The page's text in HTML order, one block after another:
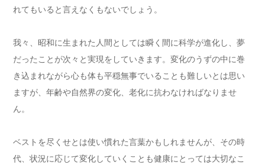
れてもいると言えなくもないでしょう。
我々、昭和に生まれた人間としては瞬く間に科学が進化し、夢
だったことが次々と実現をしていきます。変化のうずの中に巻
き込まれながら心も体も平穏無事でいることも難しいとは思い
ますが、年齢や自然界の変化、老化に抗わなければなりませ
ん。
ベストを尽くせとは使い慣れた言葉かもしれませんが、その時
代、状況に応じて変化していくことも健康にとっては大切なこ